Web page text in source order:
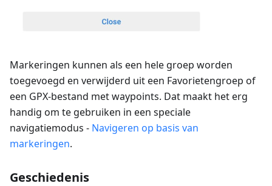
Markeringen kunnen als een hele groep worden
toegevoegd en verwijderd uit een Favorietengroep of
een GPX-bestand met waypoints. Dat maakt het erg
handig om te gebruiken in een speciale
navigatiemodus - Navigeren op basis van
markeringen.
Geschiedenis